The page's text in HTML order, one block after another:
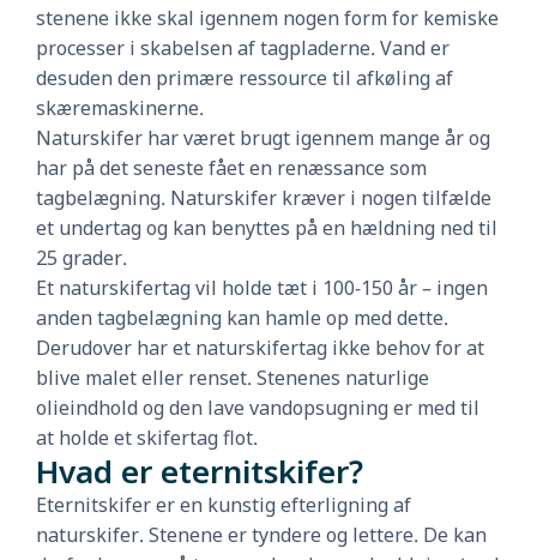
stenene ikke skal igennem nogen form for kemiske
processer i skabelsen af tagpladerne. Vand er
desuden den primære ressource til afkøling af
skæremaskinerne.
Naturskifer har været brugt igennem mange år og
har på det seneste fået en renæssance som
tagbelægning. Naturskifer kræver i nogen tilfælde
et undertag og kan benyttes på en hældning ned til
25 grader.
Et naturskifertag vil holde tæt i 100-150 år – ingen
anden tagbelægning kan hamle op med dette.
Derudover har et naturskifertag ikke behov for at
blive malet eller renset. Stenenes naturlige
olieindhold og den lave vandopsugning er med til
at holde et skifertag flot.
Hvad er eternitskifer?
Eternitskifer er en kunstig efterligning af
naturskifer. Stenene er tyndere og lettere. De kan